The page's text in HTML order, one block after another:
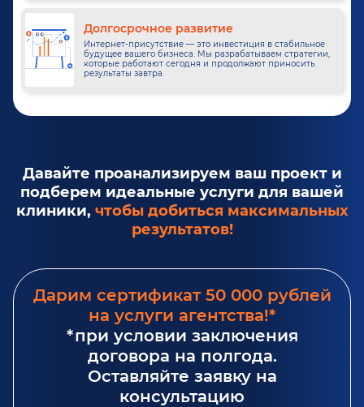
Долгосрочное развитие
Интернет-присутствие — это инвестиция в стабильное
будущее вашего бизнеса. Мы разрабатываем стратегии,
которые работают сегодня и продолжают приносить
результаты завтра.
Давайте проанализируем ваш проект и
подберем идеальные услуги для вашей
клиники, чтобы добиться максимальных
результатов!
Дарим сертификат 50 000 рублей
на услуги агентства!*
*при условии заключения
договора на полгода.
Оставляйте заявку на
консультацию